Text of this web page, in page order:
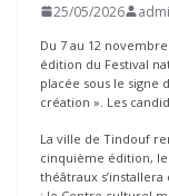
25/05/2026
Du 7 au 12
édition du Festival
placée sous le signe
création ». Les
La ville de Tindouf
cinquième édition,
théâtraux